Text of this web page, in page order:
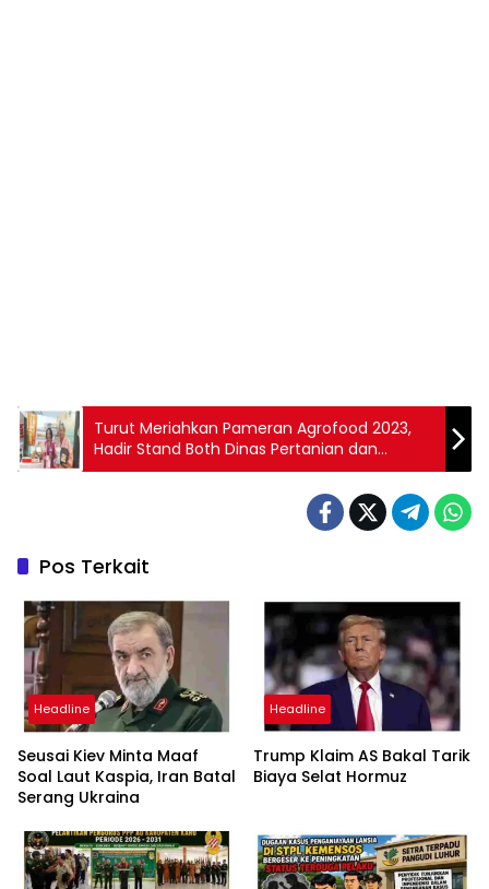
Turut Meriahkan Pameran Agrofood 2023,
Hadir Stand Both Dinas Pertanian dan
Ketahanan Pangan Provinsi Bali
Pos Terkait
Headline
Seusai Kiev Minta Maaf
Soal Laut Kaspia, Iran Batal
Serang Ukraina
Headline
Trump Klaim AS Bakal Tarik
Biaya Selat Hormuz